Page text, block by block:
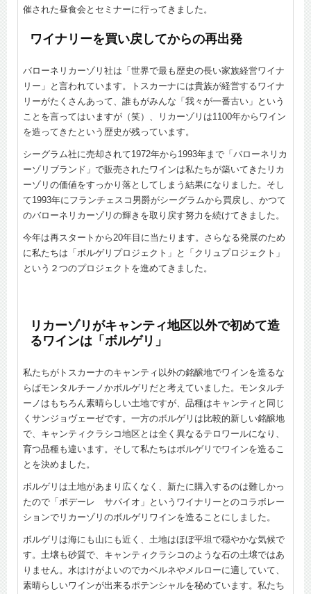
催された昼食会とセミナーに行ってきました。
ワイナリーを買い戻してからの再出発
バローネリカーゾリ社は「世界で最も歴史の長い家族経営ワイナ
リー」と言われています。トスカーナには貴族が経営するワイナ
リーがたくさんあって、誰もがみんな「我々が一番古い」という
ことを言ってはいますが（笑）、リカーゾリは1100年からワイン
を造ってきたという歴史が残っています。
シーグラム社に売却されて1972年から1993年まで「バローネリカ
ーゾリブランド」で販売されたワインは私たちが築いてきたリカ
ーゾリの価値をすっかり落としてしまう結果になりました。そし
て1993年にフランチェスコ男爵がシーグラムから買戻し、かつて
のバローネリカーゾリの輝きを取り戻す努力を続けてきました。
今年は再スタートから20年目に当たります。さらなる発展のため
に私たちは「ボルゲリプロジェクト」と「クリュプロジェクト」
という２つのプロジェクトを進めてきました。
リカーゾリがキャンティ地区以外で初めて造
るワインは「ボルゲリ」
私たちがトスカーナのキャンティ以外の銘醸地でワインを造るな
らばモンタルチーノかボルゲリだと考えていました。モンタルチ
ーノはもちろん素晴らしい土地ですが、品種はキャンティと同じ
くサンジョヴェーゼです。一方のボルゲリは比較的新しい銘醸地
で、キャンティクラシコ地区とは全く異なるテロワールになり、
育つ品種も違います。そして私たちはボルゲリでワインを造るこ
とを決めました。
ボルゲリは土地があまり広くなく、新たに購入するのは難しかっ
たので「ポデーレ サパイオ」というワイナリーとのコラボレー
ションでリカーゾリのボルゲリワインを造ることにしました。
ボルゲリは海にも山にも近く、土地はほぼ平坦で穏やかな気候で
す。土壌も砂質で、キャンティクラシコのような石の土壌ではあ
りません。水はけがよいのでカベルネやメルローに適していて、
素晴らしいワインが出来るポテンシャルを秘めています。私たち